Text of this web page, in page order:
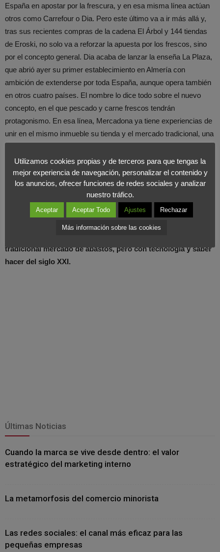
España en apostar por la frescura, y en esa misma línea actúan
otros como Carrefour o Dia. Pero este último va a ir más allá y,
tras sus recientes compras de la cadena El Árbol y 144 tiendas
de Eroski, no solo va a reforzar la apuesta por los frescos, sino
por el concepto general. Dia acaba de lanzar la enseña La Plaza,
que abrió ayer su primer establecimiento en Almería con
ambición de extenderse por toda España, aunque opera también
en otros cuatro países. El nombre lo dice todo sobre el nuevo
concepto, en el que pescado y carne frescos tendrán
protagonismo. En esa línea, Mercadona ya tiene experiencias de
unir en el mismo inmueble su tienda y el mercado tradicional, una
simbiosis que en ocasiones ha salvado la vida a este último.
Los grandes de la distribución alimentaria tienen claro que,
más que en ir al súper, el futuro está en volver a comprar a la
Los ciudadanos aprecian estos pasos y las cifras ya lo
demuestran. Además, el desarrollo de la logística de proximidad,
tecnológico y, sobre todo, el crecimiento del empleo serán
tradicional mercado de abastos, pero con tecnología y saber
hacer del siglo XXI.
Últimas Noticias
Cuando la marca se vive desde dentro: el valor
estratégico del marketing interno
La metamorfosis del comercio minorista
Las redes sociales: el canal más eficaz para las
pequeñas empresas
Utilizamos cookies propias y de terceros para que tengas la
mejor experiencia de navegación, personalizar el contenido y
los anuncios, ofrecer funciones de redes sociales y analizar
nuestro tráfico.
Aceptar Aceptar Todo Ajustes Rechazar
Más información sobre las cookies